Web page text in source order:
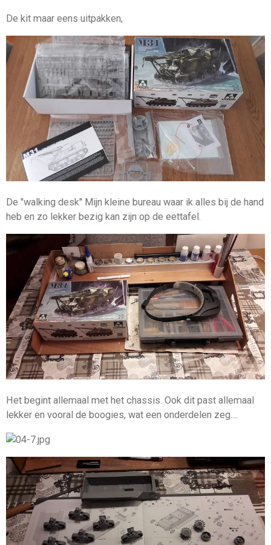
De kit maar eens uitpakken,
De "walking desk" Mijn kleine bureau waar ik alles bij de hand
heb en zo lekker bezig kan zijn op de eettafel.
Het begint allemaal met het chassis. Ook dit past allemaal
lekker en vooral de boogies, wat een onderdelen zeg....